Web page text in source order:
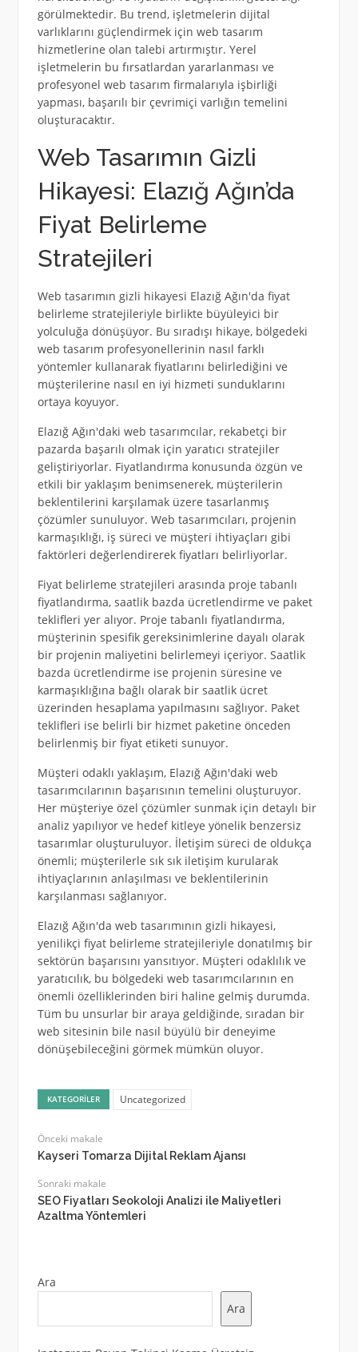
görülmektedir. Bu trend, işletmelerin dijital
varlıklarını güçlendirmek için web tasarım
hizmetlerine olan talebi artırmıştır. Yerel
işletmelerin bu fırsatlardan yararlanması ve
profesyonel web tasarım firmalarıyla işbirliği
yapması, başarılı bir çevrimiçi varlığın temelini
oluşturacaktır.
Web Tasarımın Gizli
Hikayesi: Elazığ Ağın’da
Fiyat Belirleme
Stratejileri
Web tasarımın gizli hikayesi Elazığ Ağın'da fiyat
belirleme stratejileriyle birlikte büyüleyici bir
yolculuğa dönüşüyor. Bu sıradışı hikaye, bölgedeki
web tasarım profesyonellerinin nasıl farklı
yöntemler kullanarak fiyatlarını belirlediğini ve
müşterilerine nasıl en iyi hizmeti sunduklarını
ortaya koyuyor.
Elazığ Ağın'daki web tasarımcılar, rekabetçi bir
pazarda başarılı olmak için yaratıcı stratejiler
geliştiriyorlar. Fiyatlandırma konusunda özgün ve
etkili bir yaklaşım benimsenerek, müşterilerin
beklentilerini karşılamak üzere tasarlanmış
çözümler sunuluyor. Web tasarımcıları, projenin
karmaşıklığı, iş süreci ve müşteri ihtiyaçları gibi
faktörleri değerlendirerek fiyatları belirliyorlar.
Fiyat belirleme stratejileri arasında proje tabanlı
fiyatlandırma, saatlik bazda ücretlendirme ve paket
teklifleri yer alıyor. Proje tabanlı fiyatlandırma,
müşterinin spesifik gereksinimlerine dayalı olarak
bir projenin maliyetini belirlemeyi içeriyor. Saatlik
bazda ücretlendirme ise projenin süresine ve
karmaşıklığına bağlı olarak bir saatlik ücret
üzerinden hesaplama yapılmasını sağlıyor. Paket
teklifleri ise belirli bir hizmet paketine önceden
belirlenmiş bir fiyat etiketi sunuyor.
Müşteri odaklı yaklaşım, Elazığ Ağın'daki web
tasarımcılarının başarısının temelini oluşturuyor.
Her müşteriye özel çözümler sunmak için detaylı bir
analiz yapılıyor ve hedef kitleye yönelik benzersiz
tasarımlar oluşturuluyor. İletişim süreci de oldukça
önemli; müşterilerle sık sık iletişim kurularak
ihtiyaçlarının anlaşılması ve beklentilerinin
karşılanması sağlanıyor.
Elazığ Ağın'da web tasarımının gizli hikayesi,
yenilikçi fiyat belirleme stratejileriyle donatılmış bir
sektörün başarısını yansıtıyor. Müşteri odaklılık ve
yaratıcılık, bu bölgedeki web tasarımcılarının en
önemli özelliklerinden biri haline gelmiş durumda.
Tüm bu unsurlar bir araya geldiğinde, sıradan bir
web sitesinin bile nasıl büyülü bir deneyime
dönüşebileceğini görmek mümkün oluyor.
KATEGORILER Uncategorized
Önceki makale
Kayseri Tomarza Dijital Reklam Ajansı
Sonraki makale
SEO Fiyatları Seokoloji Analizi ile Maliyetleri
Azaltma Yöntemleri
Ara
Ara